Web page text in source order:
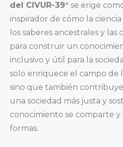
del CIVUR-39° se erige
inspirador de cómo la
los saberes ancestrales y
para construir un
inclusivo y útil para la
solo enriquece el campo de
sino que también
una sociedad más justa y
conocimiento se comparte y
formas.